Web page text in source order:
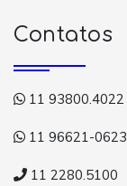
Contatos
11 93800.4022
11 96621-0623
11 2280.5100